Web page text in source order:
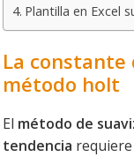
Plantilla en Excel
La constante
método holt
El método de
tendencia